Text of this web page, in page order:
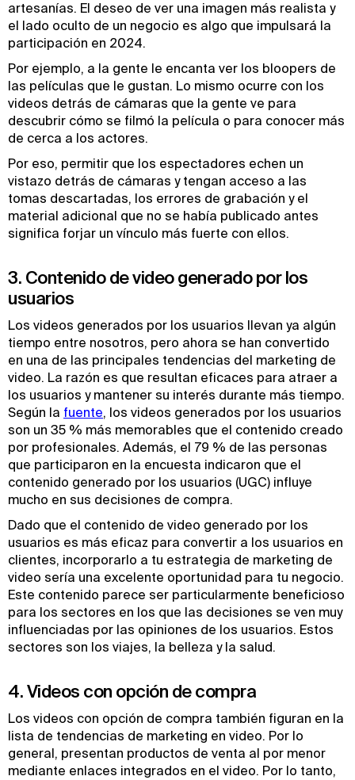
artesanías. El deseo de ver una imagen más realista y
el lado oculto de un negocio es algo que impulsará la
participación en 2024.
Por ejemplo, a la gente le encanta ver los bloopers de
las películas que le gustan. Lo mismo ocurre con los
videos detrás de cámaras que la gente ve para
descubrir cómo se filmó la película o para conocer más
de cerca a los actores.
Por eso, permitir que los espectadores echen un
vistazo detrás de cámaras y tengan acceso a las
tomas descartadas, los errores de grabación y el
material adicional que no se había publicado antes
significa forjar un vínculo más fuerte con ellos.
3. Contenido de video generado por los
usuarios
Los videos generados por los usuarios llevan ya algún
tiempo entre nosotros, pero ahora se han convertido
en una de las principales tendencias del marketing de
video. La razón es que resultan eficaces para atraer a
los usuarios y mantener su interés durante más tiempo.
Según la fuente, los videos generados por los usuarios
son un 35 % más memorables que el contenido creado
por profesionales. Además, el 79 % de las personas
que participaron en la encuesta indicaron que el
contenido generado por los usuarios (UGC) influye
mucho en sus decisiones de compra.
Dado que el contenido de video generado por los
usuarios es más eficaz para convertir a los usuarios en
clientes, incorporarlo a tu estrategia de marketing de
video sería una excelente oportunidad para tu negocio.
Este contenido parece ser particularmente beneficioso
para los sectores en los que las decisiones se ven muy
influenciadas por las opiniones de los usuarios. Estos
sectores son los viajes, la belleza y la salud.
4. Videos con opción de compra
Los videos con opción de compra también figuran en la
lista de tendencias de marketing en video. Por lo
general, presentan productos de venta al por menor
mediante enlaces integrados en el video. Por lo tanto,